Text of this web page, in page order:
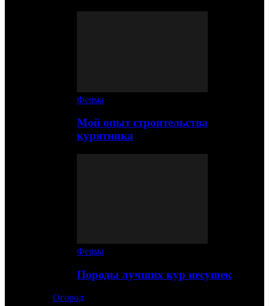
Ферма
Мой опыт строительства
курятника
Ферма
Породы лучших кур несушек
Огород